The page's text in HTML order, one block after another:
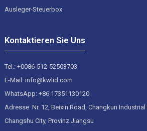
Ausleger-Steuerbox
Kontaktieren Sie Uns
Tel.: +0086-512-52503703
E-Mail: info@kwlid.com
WhatsApp: +86 17351130120
Adresse: Nr. 12, Beixin Road, Changkun Industrial
Changshu City, Provinz Jiangsu